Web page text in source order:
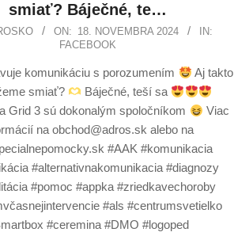
smiať? Báječné, te…
ON: 18. NOVEMBRA 2024
IN:
FACEBOOK
komunikáciu s porozumením
Aj takto
smiať?
Báječné, teší sa
Grid 3 sú dokonalým spoločníkom
Viac
na obchod@adros.sk alebo na
#AAK #komunikacia
#alternativnakomunikacia #diagnozy
#pomoc #appka #zriedkavechoroby
#als #centrumsvetielko
#ceremina #DMO #logoped